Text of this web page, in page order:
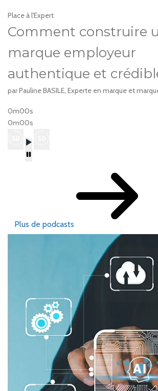
Place à l'Expert
Comment construire
marque employeur
authentique et
par Pauline BASILE, Experte en marque et
0m00s
0m00s
Plus de podcasts